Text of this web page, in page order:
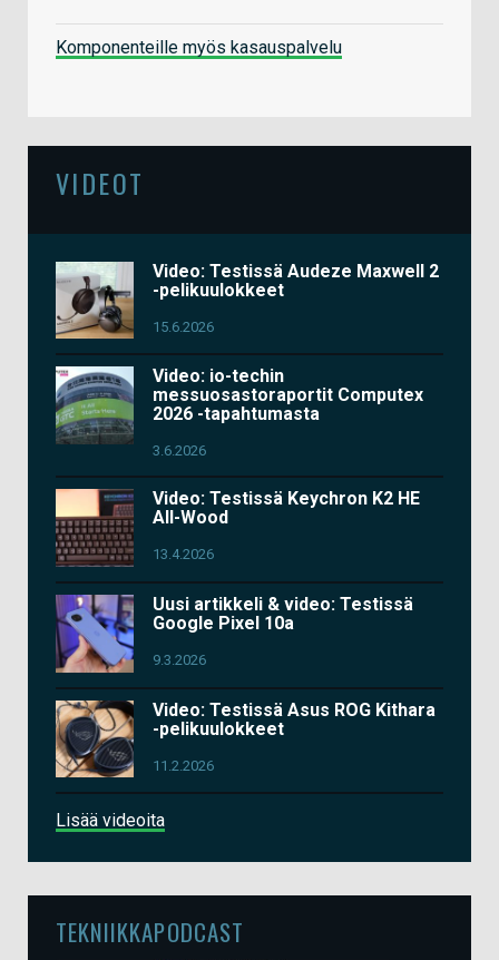
Komponenteille myös kasauspalvelu
VIDEOT
Video: Testissä Audeze Maxwell 2
-pelikuulokkeet
15.6.2026
Video: io-techin
messuosastoraportit Computex
2026 -tapahtumasta
3.6.2026
Video: Testissä Keychron K2 HE
All-Wood
13.4.2026
Uusi artikkeli & video: Testissä
Google Pixel 10a
9.3.2026
Video: Testissä Asus ROG Kithara
-pelikuulokkeet
11.2.2026
Lisää videoita
TEKNIIKKAPODCAST